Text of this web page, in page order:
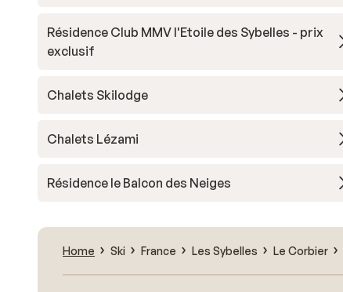
Résidence Club MMV l'Etoile des Sybelles - prix
exclusif
Chalets Skilodge
Chalets Lézami
Résidence le Balcon des Neiges
Home Ski France Les Sybelles Le Corbier